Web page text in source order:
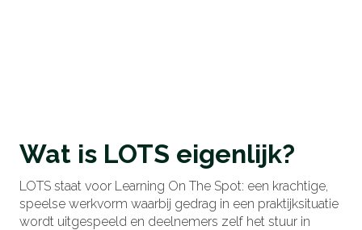
Wat is LOTS eigenlijk?
LOTS staat voor Learning On The Spot: een krachtige,
speelse werkvorm waarbij gedrag in een praktijksituatie
wordt uitgespeeld en deelnemers zelf het stuur in